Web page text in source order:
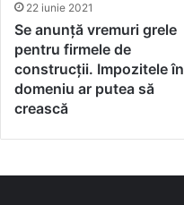
22 iunie 2021
Se anunță vremuri grele
pentru firmele de
construcții. Impozitele în
domeniu ar putea să
crească